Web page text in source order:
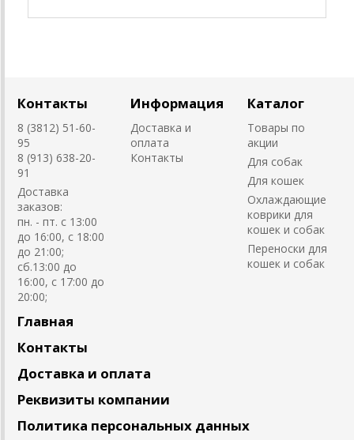
Контакты
8 (3812) 51-60-
95
8 (913) 638-20-
91
Доставка
заказов:
пн. - пт. с 13:00
до 16:00, с 18:00
до 21:00;
сб.13:00 до
16:00, с 17:00 до
20:00;
Информация
Доставка и
оплата
Контакты
Каталог
Товары по
акции
Для собак
Для кошек
Охлаждающие
коврики для
кошек и собак
Переноски для
кошек и собак
Главная
Контакты
Доставка и оплата
Реквизиты компании
Политика персональных данных